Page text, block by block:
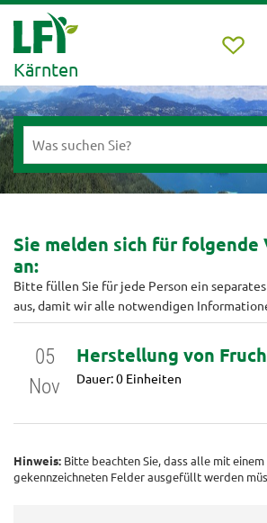
Kärnten
Sie melden sich für folgende
an:
Bitte füllen Sie für jede Person ein
aus, damit wir alle notwendigen
05
Nov
Herstellung von
Dauer: 0 Einheiten
Hinweis: Bitte beachten Sie, dass alle mit
gekennzeichneten Felder ausgefüllt werden